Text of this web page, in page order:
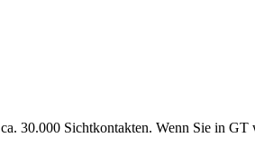
30.000 Sichtkontakten. Wenn Sie in